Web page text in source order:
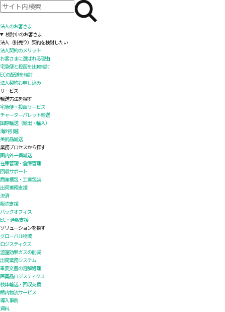
法人のお客さま
検討中のお客さま
法人（掛売り）契約を検討したい
法人契約のメリット
お客さまに選ばれる理由
宅急便と投函を比較検討
ECの配送を検討
法人契約お申し込み
サービス
輸送方法を探す
宅急便・投函サービス
チャーターパレット輸送
国際輸送（輸出・輸入）
海外引越
美術品輸送
業務プロセスから探す
国内外一貫輸送
在庫管理・倉庫管理
回収サポート
商業梱包・工業包装
出荷業務支援
決済
販売支援
バックオフィス
EC・通販支援
ソリューションを探す
グローバル物流
ロジスティクス
温室効果ガスの削減
出荷業務システム
重要文書の溶解処理
医薬品ロジスティクス
検体輸送・回収支援
館内物流サービス
導入事例
資料